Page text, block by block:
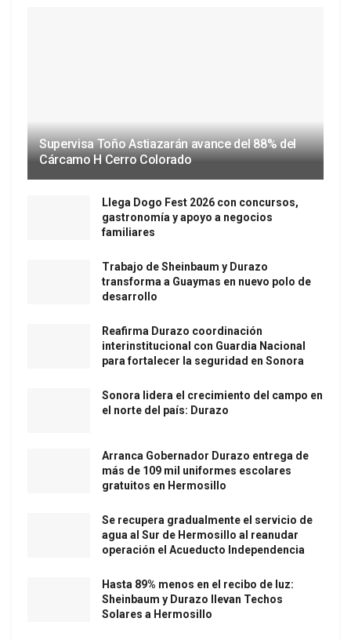
Supervisa Toño Astiazarán avance del 88% del
Cárcamo H Cerro Colorado
Llega Dogo Fest 2026 con concursos,
gastronomía y apoyo a negocios
familiares
Trabajo de Sheinbaum y Durazo
transforma a Guaymas en nuevo polo de
desarrollo
Reafirma Durazo coordinación
interinstitucional con Guardia Nacional
para fortalecer la seguridad en Sonora
Sonora lidera el crecimiento del campo en
el norte del país: Durazo
Arranca Gobernador Durazo entrega de
más de 109 mil uniformes escolares
gratuitos en Hermosillo
Se recupera gradualmente el servicio de
agua al Sur de Hermosillo al reanudar
operación el Acueducto Independencia
Hasta 89% menos en el recibo de luz:
Sheinbaum y Durazo llevan Techos
Solares a Hermosillo